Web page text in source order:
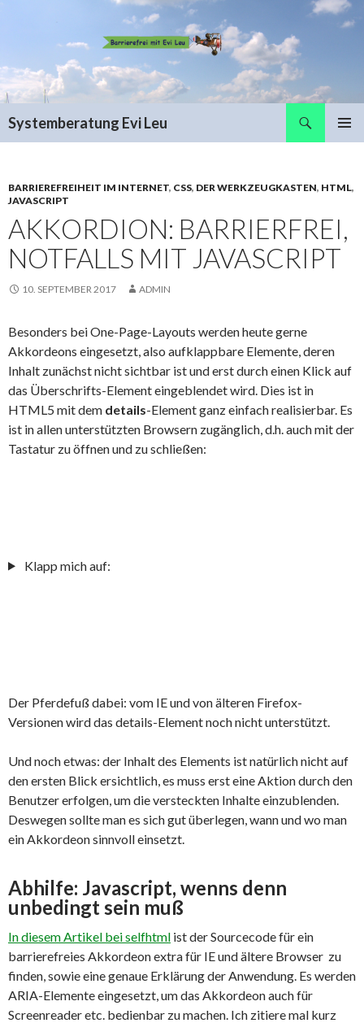
Systemberatung Evi Leu
BARRIEREFREIHEIT IM INTERNET, CSS, DER WERKZEUGKASTEN, HTML,
JAVASCRIPT
AKKORDION: BARRIERFREI,
NOTFALLS MIT JAVASCRIPT
10. SEPTEMBER 2017 ADMIN
Besonders bei One-Page-Layouts werden heute gerne
Akkordeons eingesetzt, also aufklappbare Elemente, deren
Inhalt zunächst nicht sichtbar ist und erst durch einen Klick auf
das Überschrifts-Element eingeblendet wird. Dies ist in
HTML5 mit dem details-Element ganz einfach realisierbar. Es
ist in allen unterstützten Browsern zugänglich, d.h. auch mit der
Tastatur zu öffnen und zu schließen:
Klapp mich auf:
Der Pferdefuß dabei: vom IE und von älteren Firefox-
Versionen wird das details-Element noch nicht unterstützt.
Und noch etwas: der Inhalt des Elements ist natürlich nicht auf
den ersten Blick ersichtlich, es muss erst eine Aktion durch den
Benutzer erfolgen, um die versteckten Inhalte einzublenden.
Deswegen sollte man es sich gut überlegen, wann und wo man
ein Akkordeon sinnvoll einsetzt.
Abhilfe: Javascript, wenns denn
unbedingt sein muß
In diesem Artikel bei selfhtml ist der Sourcecode für ein
barrierefreies Akkordeon extra für IE und ältere Browser zu
finden, sowie eine genaue Erklärung der Anwendung. Es werden
ARIA-Elemente eingesetzt, um das Akkordeon auch für
Screenreader etc. bedienbar zu machen. Ich zitiere mal kurz